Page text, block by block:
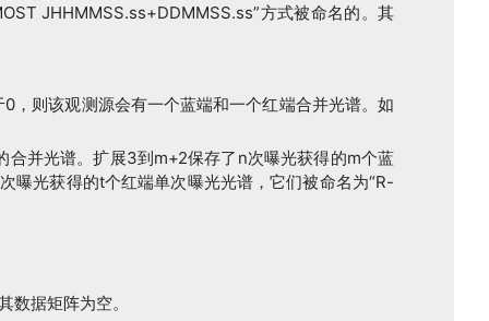
JHHMMSS.ss+DDMMSS.ss”方式被命名的。其
则该观测源会有一个蓝端和一个红端合并光谱。如
合并光谱。扩展3到m+2保存了n次曝光获得的m个蓝
曝光获得的t个红端单次曝光光谱，它们被命名为“R-
据矩阵为空。